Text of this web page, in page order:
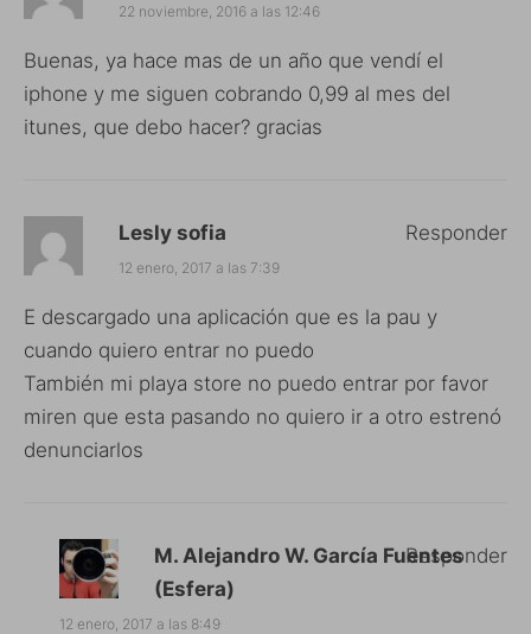
22 noviembre, 2016 a las 12:46
Buenas, ya hace mas de un año que vendí el
iphone y me siguen cobrando 0,99 al mes del
itunes, que debo hacer? gracias
Lesly sofia
12 enero, 2017 a las 7:39
E descargado una aplicación que es la pau y
cuando quiero entrar no puedo
También mi playa store no puedo entrar por favor
miren que esta pasando no quiero ir a otro estrenó
denunciarlos
Responder
M. Alejandro W. García Fuentes
(Esfera)
12 enero, 2017 a las 8:49
Responder